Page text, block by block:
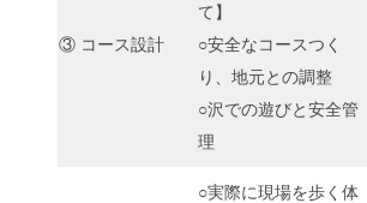
③ コース設計
て】
○安全なコースつく
り、地元との調整
○沢での遊びと安全管
理
○実際に現場を歩く体